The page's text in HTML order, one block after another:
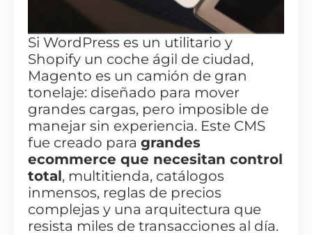
Si WordPress es un utilitario y
Shopify un coche ágil de ciudad,
Magento es un camión de gran
tonelaje: diseñado para mover
grandes cargas, pero imposible de
manejar sin experiencia. Este CMS
fue creado para grandes
ecommerce que necesitan control
total, multitienda, catálogos
inmensos, reglas de precios
complejas y una arquitectura que
resista miles de transacciones al día.